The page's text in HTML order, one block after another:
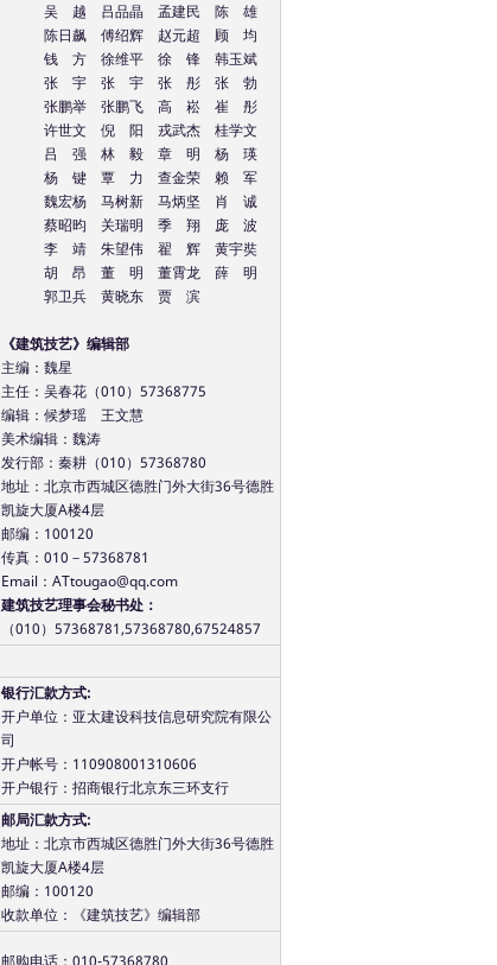
吴 越 吕品晶 孟建民 陈 雄
陈日飙 傅绍辉 赵元超 顾 均
钱 方 徐维平 徐 锋 韩玉斌
张 宇 张 宇 张 彤 张 勃
张鹏举 张鹏飞 高 崧 崔 彤
许世文 倪 阳 戎武杰 桂学文
吕 强 林 毅 章 明 杨 瑛
杨 键 覃 力 查金荣 赖 军
魏宏杨 马树新 马炳坚 肖 诚
蔡昭昀 关瑞明 季 翔 庞 波
李 靖 朱望伟 翟 辉 黄宇奘
胡 昂 董 明 董霄龙 薛 明
郭卫兵 黄晓东 贾 滨
《建筑技艺》编辑部
主编：魏星
主任：吴春花（010）57368775
编辑：候梦瑶 王文慧
美术编辑：魏涛
发行部：秦耕（010）57368780
地址：北京市西城区德胜门外大街36号德胜
凯旋大厦A楼4层
邮编：100120
传真：010－57368781
Email：ATtougao@qq.com
建筑技艺理事会秘书处：
（010）57368781,57368780,67524857
银行汇款方式:
开户单位：亚太建设科技信息研究院有限公
司
开户帐号：110908001310606
开户银行：招商银行北京东三环支行
邮局汇款方式:
地址：北京市西城区德胜门外大街36号德胜
凯旋大厦A楼4层
邮编：100120
收款单位：《建筑技艺》编辑部
邮购电话：010-57368780